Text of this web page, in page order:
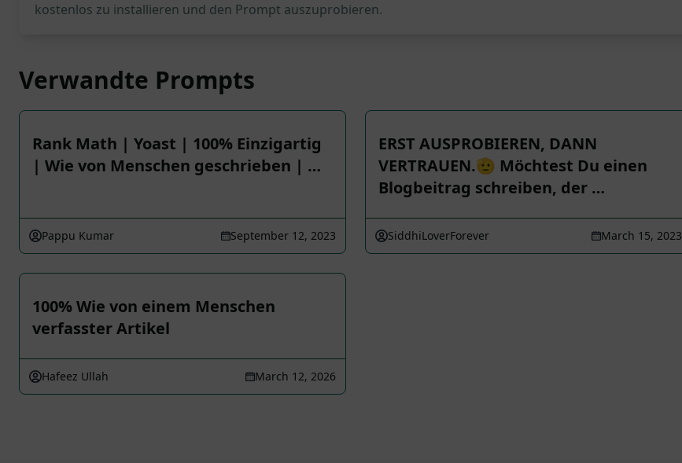
kostenlos zu installieren und den Prompt auszuprobieren.
Verwandte Prompts
Rank Math | Yoast | 100% Einzigartig
| Wie von Menschen geschrieben | …
Pappu Kumar September 12, 2023
ERST AUSPROBIEREN, DANN
VERTRAUEN.🫡 Möchtest Du einen
Blogbeitrag schreiben, der …
SiddhiLoverForever March 15, 2023
100% Wie von einem Menschen
verfasster Artikel
Hafeez Ullah March 12, 2026